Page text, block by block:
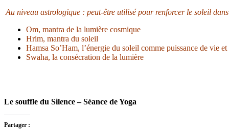
Au niveau astrologique : peut-être utilisé pour renforcer le soleil
Om, mantra de la lumière cosmique
Hrim, mantra du soleil
Hamsa So’Ham, l’énergie du soleil comme puissance de vie
Swaha, la consécration de la lumière
Le souffle du Silence – Séance de Yoga
Partager :